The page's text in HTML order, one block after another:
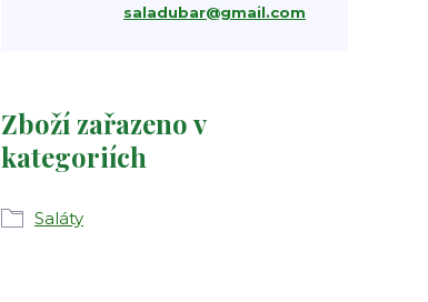
Zboží zařazeno v
kategoriích
Saláty
saladubar@gmail.com